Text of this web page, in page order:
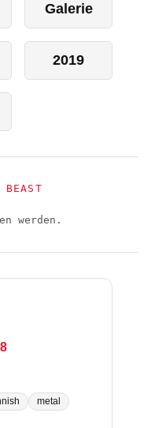
Galerie
2019
werden.
metal